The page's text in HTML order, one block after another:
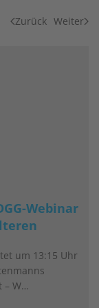
Zurück Weiter
Webinar
um 13:15 Uhr
– W…